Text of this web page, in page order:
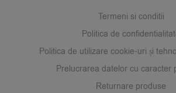
Termeni si conditii
Politica de
Politica de utilizare cookie-uri și
Prelucrarea datelor cu caracter
Returnare produse